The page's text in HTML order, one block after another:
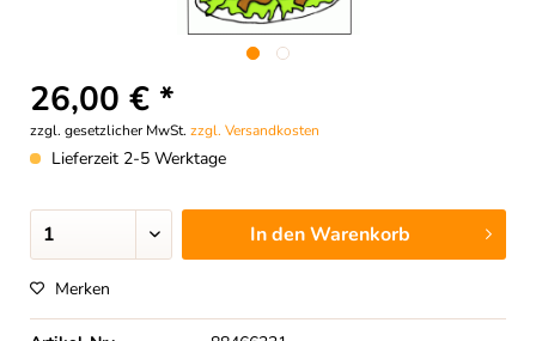
26,00 € *
zzgl. gesetzlicher MwSt. zzgl. Versandkosten
Lieferzeit 2-5 Werktage
In denWarenkorb
Merken